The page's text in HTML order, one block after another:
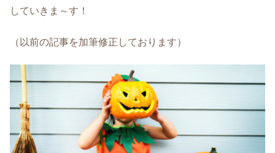
していきま～す！
（以前の記事を加筆修正しております）